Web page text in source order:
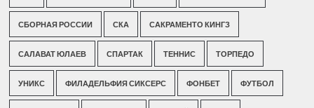
СБОРНАЯ РОССИИ СКА САКРАМЕНТО КИНГЗ
САЛАВАТ ЮЛАЕВ СПАРТАК ТЕННИС ТОРПЕДО
УНИКС ФИЛАДЕЛЬФИЯ СИКСЕРС ФОНБЕТ ФУТБОЛ